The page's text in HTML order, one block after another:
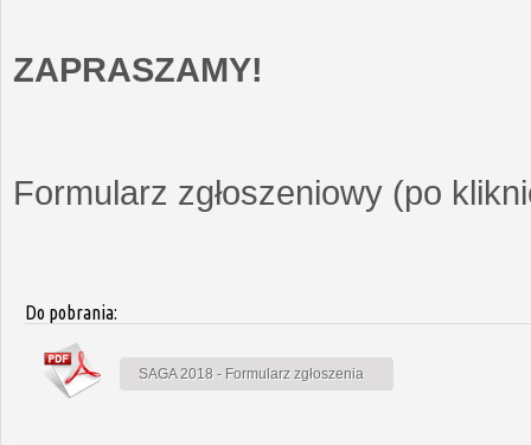
ZAPRASZAMY!
Formularz zgłoszeniowy (po
Do pobrania:
SAGA 2018 - Formularz zgłoszenia